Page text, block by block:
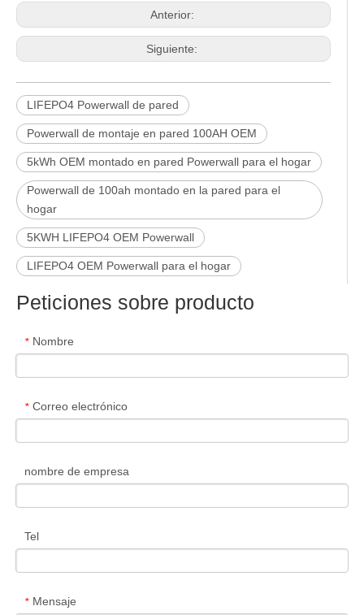
Anterior:
Siguiente:
LIFEPO4 Powerwall de pared
Powerwall de montaje en pared 100AH ​​OEM
5kWh OEM montado en pared Powerwall para el hogar
Powerwall de 100ah montado en la pared para el
hogar
5KWH LIFEPO4 OEM Powerwall
LIFEPO4 OEM Powerwall para el hogar
Peticiones sobre producto
* Nombre
* Correo electrónico
nombre de empresa
Tel
* Mensaje